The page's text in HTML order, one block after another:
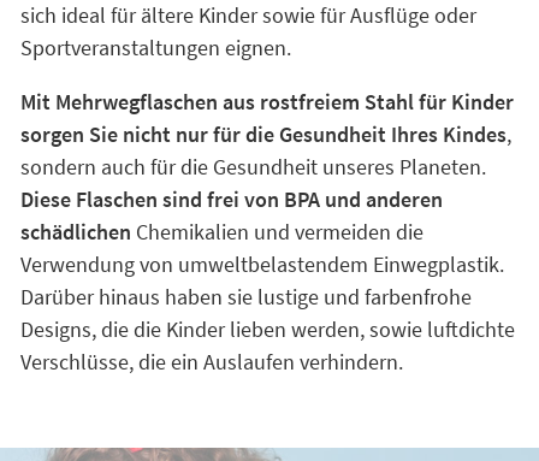
sich ideal für ältere Kinder sowie für Ausflüge oder
Sportveranstaltungen eignen.
Mit Mehrwegflaschen aus rostfreiem Stahl für Kinder
sorgen Sie nicht nur für die Gesundheit Ihres Kindes,
sondern auch für die Gesundheit unseres Planeten.
Diese Flaschen sind frei von BPA und anderen
schädlichen Chemikalien und vermeiden die
Verwendung von umweltbelastendem Einwegplastik.
Darüber hinaus haben sie lustige und farbenfrohe
Designs, die die Kinder lieben werden, sowie luftdichte
Verschlüsse, die ein Auslaufen verhindern.